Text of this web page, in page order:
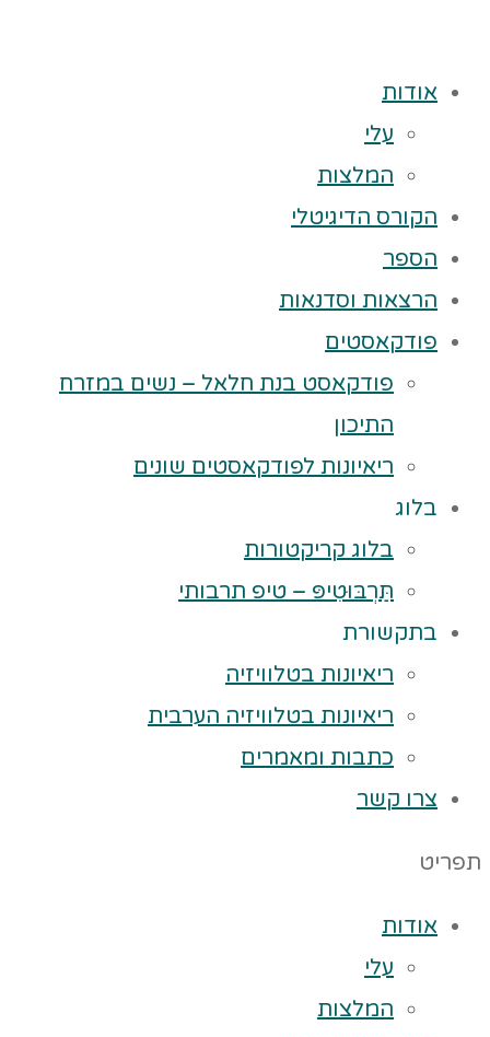
אודות
עלי
המלצות
הקורס הדיגיטלי
הספר
הרצאות וסדנאות
פודקאסטים
פודקאסט בנת חלאל – נשים במזרח
התיכון
ריאיונות לפודקאסטים שונים
בלוג
בלוג קריקטורות
תַּרְבּוּטִיפּ – טיפ תרבותי
בתקשורת
ריאיונות בטלוויזיה
ריאיונות בטלוויזיה הערבית
כתבות ומאמרים
צרו קשר
תפריט
אודות
עלי
המלצות